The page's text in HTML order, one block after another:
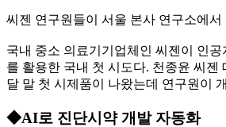
씨젠 연구원들이 서울 본사 연구소에
국내 중소 의료기기업체인 씨젠이 인
를 활용한 국내 첫 시도다. 천종윤 씨젠
달 말 첫 시제품이 나왔는데 연구원이
◆AI로 진단시약 개발 자동화